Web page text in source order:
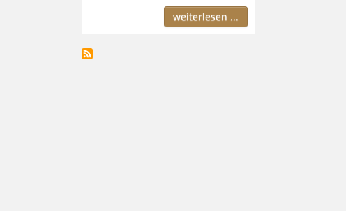
weiterlesen ...